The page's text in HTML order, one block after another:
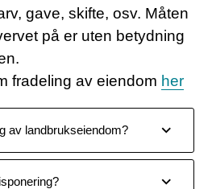
gave, skifte, osv. Måten
på er uten betydning
fradeling av eiendom her
av landbrukseiendom?